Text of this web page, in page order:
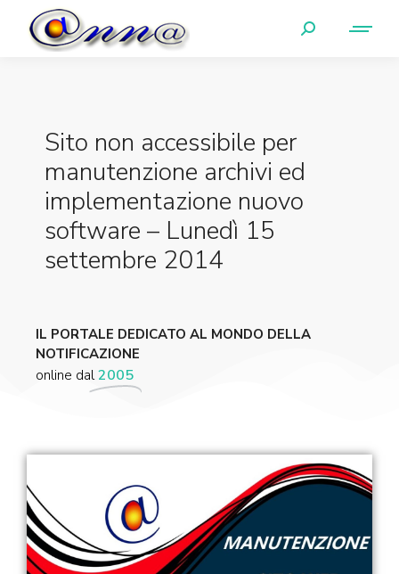
Sito non accessibile per
manutenzione archivi ed
implementazione nuovo
software – Lunedì 15
settembre 2014
IL PORTALE DEDICATO AL MONDO DELLA
NOTIFICAZIONE
online dal2005